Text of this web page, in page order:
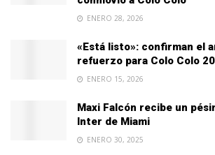
ENERO 28, 2026
«Está listo»: confirman el
refuerzo para Colo Colo
ENERO 15, 2026
Maxi Falcón recibe un
Inter de Miami
ENERO 30, 2025